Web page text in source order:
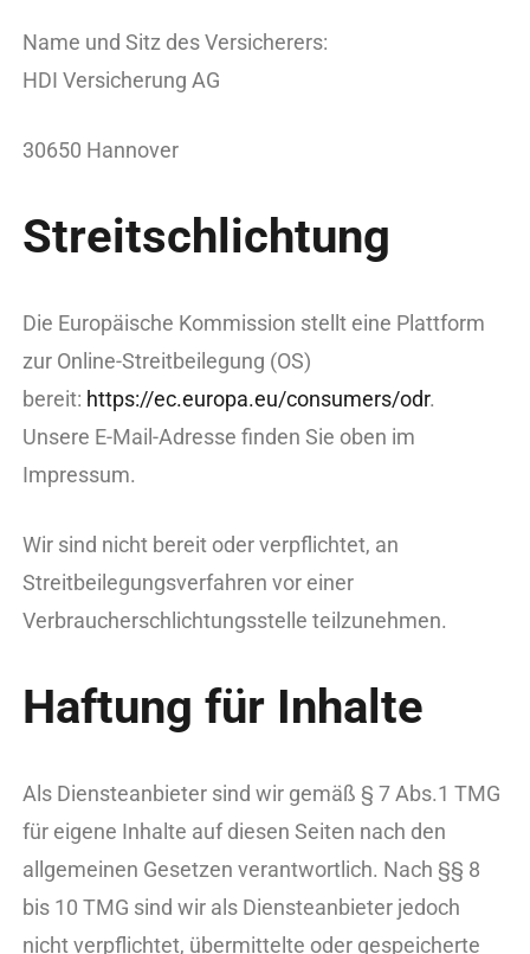
Name und Sitz des Versicherers:
HDI Versicherung AG
30650 Hannover
Streitschlichtung
Die Europäische Kommission stellt eine Plattform
zur Online-Streitbeilegung (OS)
bereit: https://ec.europa.eu/consumers/odr.
Unsere E-Mail-Adresse finden Sie oben im
Impressum.
Wir sind nicht bereit oder verpflichtet, an
Streitbeilegungsverfahren vor einer
Verbraucherschlichtungsstelle teilzunehmen.
Haftung für Inhalte
Als Diensteanbieter sind wir gemäß § 7 Abs.1 TMG
für eigene Inhalte auf diesen Seiten nach den
allgemeinen Gesetzen verantwortlich. Nach §§ 8
bis 10 TMG sind wir als Diensteanbieter jedoch
nicht verpflichtet, übermittelte oder gespeicherte